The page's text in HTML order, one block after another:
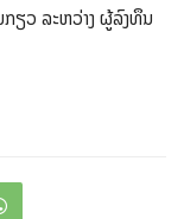
ກຽວ ລະຫວ່າງ ຜູ້ລົງທຶນ